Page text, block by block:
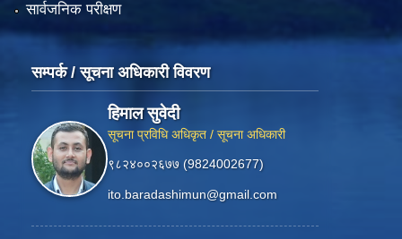
सार्वजनिक परीक्षण
सम्पर्क / सूचना अधिकारी विवरण
हिमाल सुवेदी
सूचना प्रविधि अधिकृत / सूचना अधिकारी
९८२४००२६७७ (9824002677)
ito.baradashimun@gmail.com